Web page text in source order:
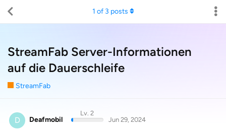
StreamFab Server-Informationen
auf die Dauerschleife
StreamFab
1 of 3 posts
D Deafmobil
Lv. 2
Jun 29, 2024